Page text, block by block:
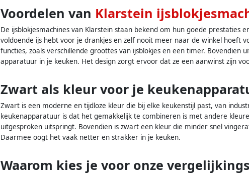
Voordelen van Klarstein
De ijsblokjesmachines van Klarstein staan bekend om hun goede
voldoende ijs hebt voor je drankjes en zelf nooit meer naar de winkel hoeft
functies, zoals verschillende groottes van ijsblokjes en een timer.
apparatuur in je keuken. Het design zorgt ervoor dat ze een aanwinst zijn
Zwart als kleur voor je
Zwart is een moderne en tijdloze kleur die bij elke keukenstijl past, van
keukenapparatuur is dat het gemakkelijk te combineren is met andere
uitgesproken uitspringt. Bovendien is zwart een kleur die minder snel
Daarmee oogt het vaak netter en strakker in je keuken.
Waarom kies je voor onze